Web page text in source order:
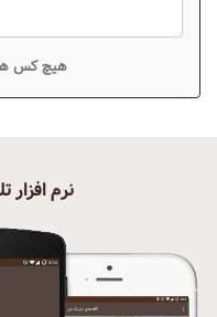
هیچ کس
نرم افزار